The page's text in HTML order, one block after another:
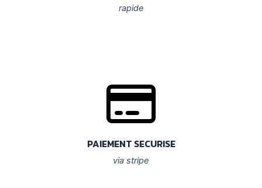
rapide
PAIEMENT SECURISE
via stripe